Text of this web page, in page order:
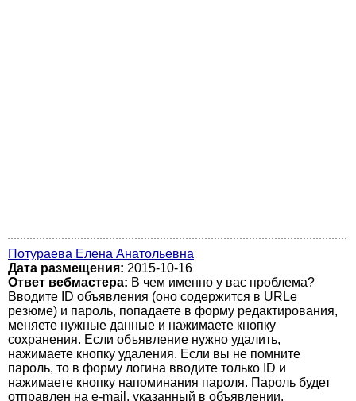
Потураева Елена Анатольевна
Дата размещения: 2015-10-16
Ответ вебмастера: В чем именно у вас проблема?
Вводите ID объявления (оно содержится в URLe
резюме) и пароль, попадаете в форму редактирования,
меняете нужные данные и нажимаете кнопку
сохранения. Если объявление нужно удалить,
нажимаете кнопку удаления. Если вы не помните
пароль, то в форму логина вводите только ID и
нажимаете кнопку напоминания пароля. Пароль будет
отправлен на e-mail, указанный в объявлении.